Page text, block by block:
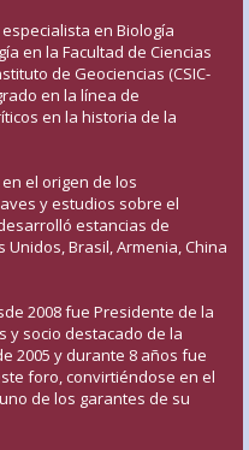
en Biología
en la Facultad de Ciencias
de Geociencias (CSIC-
en la línea de
en la historia de la
el origen de los
y estudios sobre el
estancias de
Brasil, Armenia, China
2008 fue Presidente de la
y socio destacado de la
2005 y durante 8 años fue
foro, convirtiéndose en el
de los garantes de su